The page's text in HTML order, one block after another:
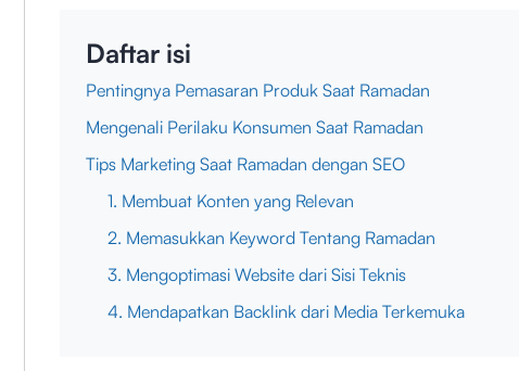
Daftar isi
Pentingnya Pemasaran Produk Saat Ramadan
Mengenali Perilaku Konsumen Saat Ramadan
Tips Marketing Saat Ramadan dengan SEO
1. Membuat Konten yang Relevan
2. Memasukkan Keyword Tentang Ramadan
3. Mengoptimasi Website dari Sisi Teknis
4. Mendapatkan Backlink dari Media Terkemuka